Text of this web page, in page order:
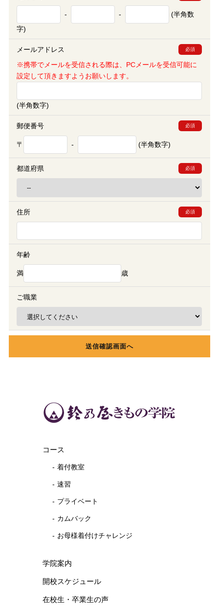
- -
(半角数
字)
メールアドレス 必須
※携帯でメールを受信される際は、PCメールを受信可能に
設定して頂きますようお願いします。
(半角数字)
郵便番号 必須
〒 - (半角数字)
都道府県 必須
住所 必須
年齢
満 歳
ご職業
コース
着付教室
速習
プライベート
カムバック
お母様着付けチャレンジ
学院案内
開校スケジュール
在校生・卒業生の声